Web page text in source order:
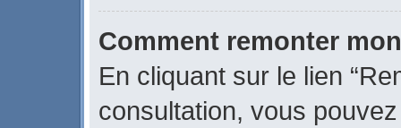
Comment remonter
En cliquant sur le lien
consultation, vous